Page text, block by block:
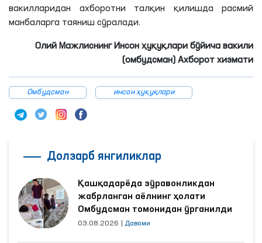
вакилларидан ахборотни талқин қилишда расмий
манбаларга таяниш сўралади.
Олий Мажлиснинг Инсон ҳуқуқлари бўйича вакили
(омбудсман) Ахборот хизмати
Омбудсман инсон ҳуқуқлари
Долзарб янгиликлар
Қашқадарёда зўравонликдан
жабрланган аёлнинг ҳолати
Омбудсман томонидан ўрганилди
03.08.2026 Давоми